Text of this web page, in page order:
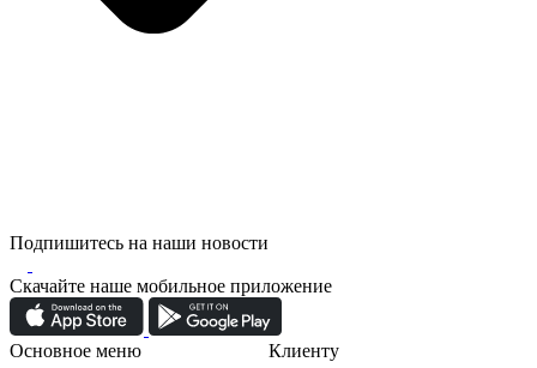
Подпишитесь на наши новости
Скачайте наше мобильное приложение
Основное меню
Клиенту